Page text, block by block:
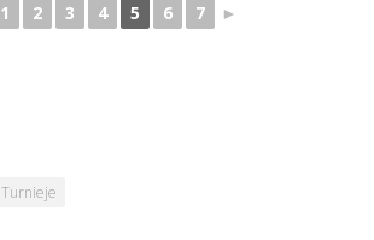
1 2 3 4 5 6 7 ►
Turnieje